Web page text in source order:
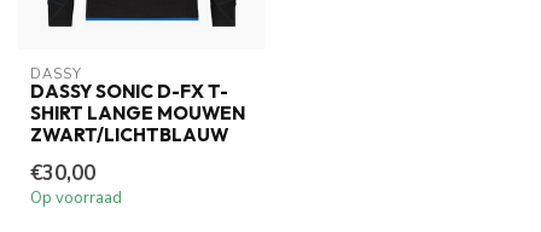
DASSY
DASSY SONIC D-FX T-
SHIRT LANGE MOUWEN
ZWART/LICHTBLAUW
€30,00
Op voorraad